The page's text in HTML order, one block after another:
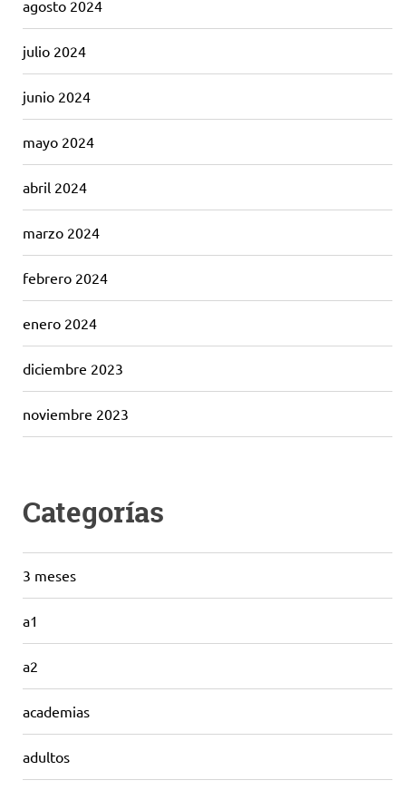
agosto 2024
julio 2024
junio 2024
mayo 2024
abril 2024
marzo 2024
febrero 2024
enero 2024
diciembre 2023
noviembre 2023
Categorías
3 meses
a1
a2
academias
adultos